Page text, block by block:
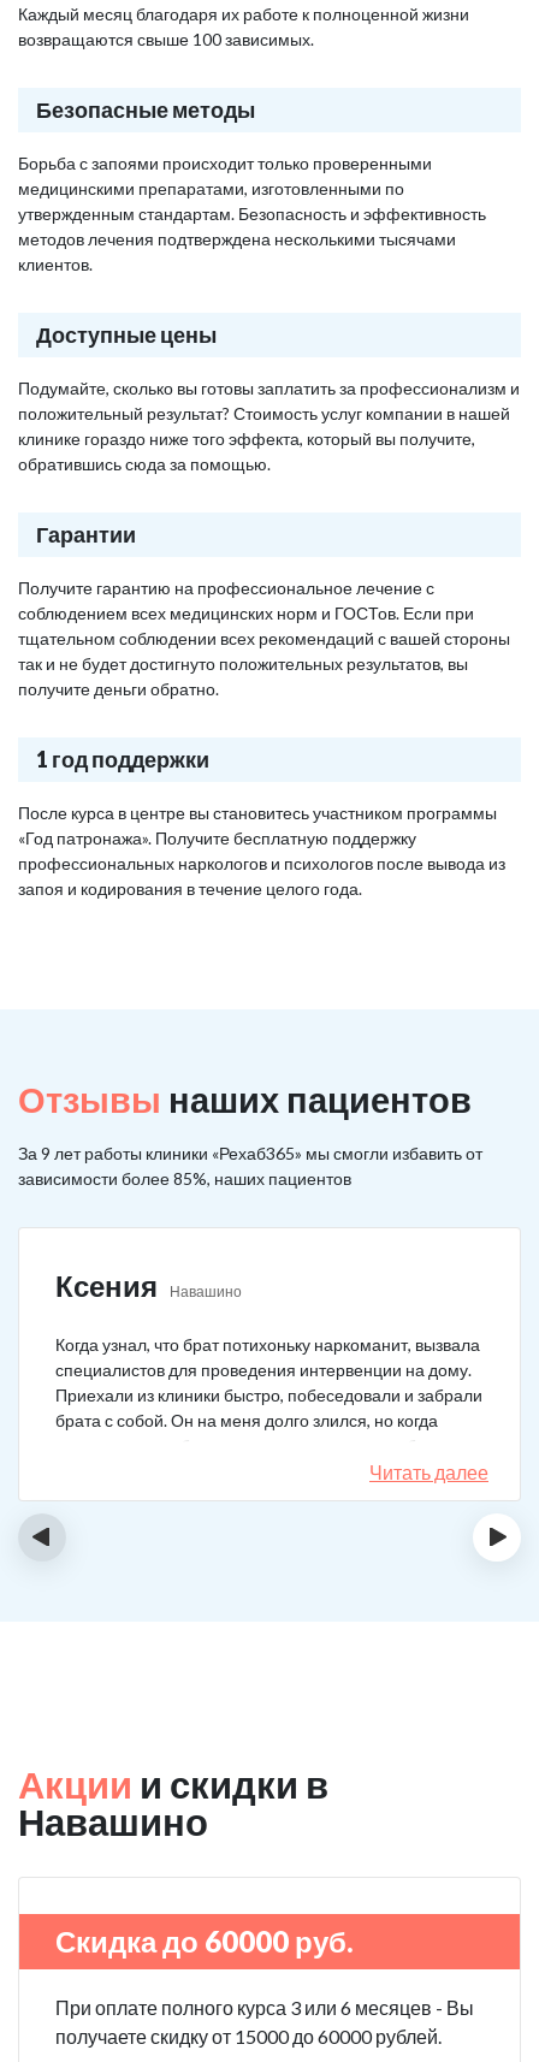
Каждый месяц благодаря их работе к полноценной жизни
возвращаются свыше 100 зависимых.
Безопасные методы
Борьба с запоями происходит только проверенными
медицинскими препаратами, изготовленными по
утвержденным стандартам. Безопасность и эффективность
методов лечения подтверждена несколькими тысячами
клиентов.
Доступные цены
Подумайте, сколько вы готовы заплатить за профессионализм и
положительный результат? Стоимость услуг компании в нашей
клинике гораздо ниже того эффекта, который вы получите,
обратившись сюда за помощью.
Гарантии
Получите гарантию на профессиональное лечение с
соблюдением всех медицинских норм и ГОСТов. Если при
тщательном соблюдении всех рекомендаций с вашей стороны
так и не будет достигнуто положительных результатов, вы
получите деньги обратно.
1 год поддержки
После курса в центре вы становитесь участником программы
«Год патронажа». Получите бесплатную поддержку
профессиональных наркологов и психологов после вывода из
запоя и кодирования в течение целого года.
Отзывы наших пациентов
За 9 лет работы клиники «Рехаб365» мы смогли избавить от
зависимости более 85%, наших пациентов
Ксения Навашино
Когда узнал, что брат потихоньку наркоманит, вызвала
специалистов для проведения интервенции на дому.
Приехали из клиники быстро, побеседовали и забрали
брата с собой. Он на меня долго злился, но когда
понял, что если бы я не пошла на тот шаг, он бы не
выкарабкался. После курса вышел здоровым. Больше
не принимает.
Читать далее
‹ ›
Акции и скидки в
Навашино
Скидка до 60000 руб.
При оплате полного курса 3 или 6 месяцев - Вы
получаете скидку от 15000 до 60000 рублей.